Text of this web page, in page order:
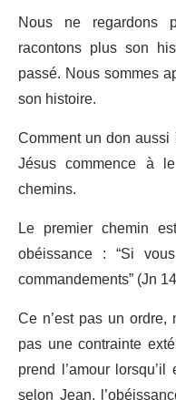
Nous ne
racontons plus son
passé. Nous sommes
son histoire.
Comment un don
Jésus commence à
chemins.
Le premier chemin
obéissance : “Si
commandements” (Jn
Ce n’est pas un
pas une contrainte
prend l’amour